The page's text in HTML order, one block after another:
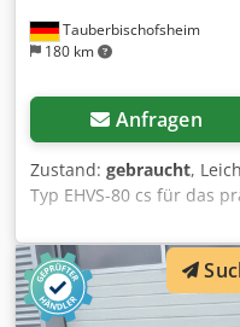
Tauberbischofsheim
180 km
Anfragen
Zustand: gebraucht,
Typ EHVS-80 cs für das
geschwungenen
der leistungsstarke
Schleifbild bei hoher
Tischlereien, Möbelbau
Daten: -